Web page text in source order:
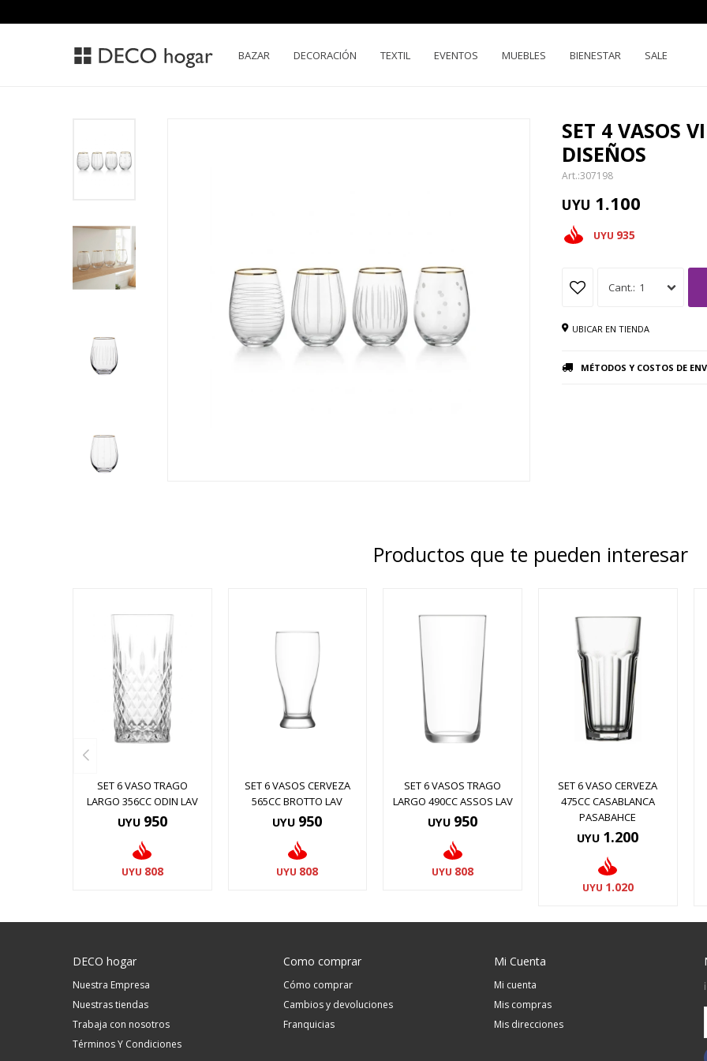
BAZAR DECORACIÓN TEXTIL EVENTOS MUEBLES BIENESTAR SALE
SET 4 VASOS
DISEÑOS
307198
UYU 1.100
UYU 935
1
UBICAR EN TIENDA
MÉTODOS Y COSTOS DE
Productos que te pueden interesar
SET 6 VASO TRAGO
LARGO 356CC ODIN LAV
UYU 950
UYU 808
SET 6 VASOS CERVEZA
565CC BROTTO LAV
UYU 950
UYU 808
SET 6 VASOS TRAGO
LARGO 490CC ASSOS LAV
UYU 950
UYU 808
SET 6 VASO CERVEZA
475CC CASABLANCA
PASABAHCE
UYU 1.200
UYU 1.020
DECO hogar
Nuestra Empresa
Nuestras tiendas
Trabaja con nosotros
Términos Y Condiciones
Como comprar
Cómo comprar
Cambios y devoluciones
Franquicias
Mi Cuenta
Mi cuenta
Mis compras
Mis direcciones